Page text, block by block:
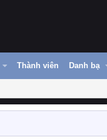
Thành viên Danh bạ